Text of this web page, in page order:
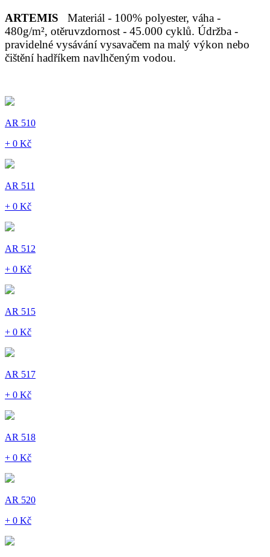
ARTEMIS
Materiál - 100% polyester, váha -
480g/m², otěruvzdornost - 45.000 cyklů. Údržba -
pravidelné vysávání vysavačem na malý výkon nebo
čištění hadříkem navlhčeným vodou.
AR 510
+ 0 Kč
AR 511
+ 0 Kč
AR 512
+ 0 Kč
AR 515
+ 0 Kč
AR 517
+ 0 Kč
AR 518
+ 0 Kč
AR 520
+ 0 Kč